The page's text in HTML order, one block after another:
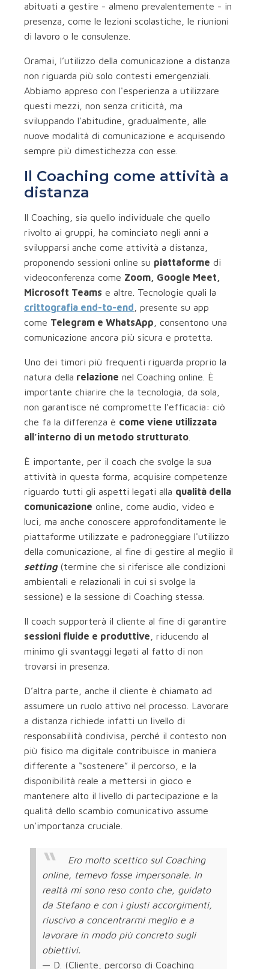
abituati a gestire - almeno prevalentemente - in
presenza, come le lezioni scolastiche, le riunioni
di lavoro o le consulenze.
Oramai, l’utilizzo della comunicazione a distanza
non riguarda più solo contesti emergenziali.
Abbiamo appreso con l'esperienza a utilizzare
questi mezzi, non senza criticità, ma
sviluppando l'abitudine, gradualmente, alle
nuove modalità di comunicazione e acquisendo
sempre più dimestichezza con esse.
Il Coaching come attività a
distanza
Il Coaching, sia quello individuale che quello
rivolto ai gruppi, ha cominciato negli anni a
svilupparsi anche come attività a distanza,
proponendo sessioni online su piattaforme di
videoconferenza come Zoom, Google Meet,
Microsoft Teams e altre. Tecnologie quali la
crittografia end-to-end , presente su app
come Telegram e WhatsApp , consentono una
comunicazione ancora più sicura e protetta.
Uno dei timori più frequenti riguarda proprio la
natura della relazione nel Coaching online. È
importante chiarire che la tecnologia, da sola,
non garantisce né compromette l’efficacia: ciò
che fa la differenza è come viene utilizzata
all’interno di un metodo strutturato
È importante, per il coach che svolge la sua
attività in questa forma, acquisire competenze
riguardo tutti gli aspetti legati alla qualità della
comunicazione online, come audio, video e
luci, ma anche conoscere approfonditamente le
piattaforme utilizzate e padroneggiare l'utilizzo
della comunicazione, al fine di gestire al meglio il
setting(termine che si riferisce alle condizioni
ambientali e relazionali in cui si svolge la
sessione) e la sessione di Coaching stessa.
Il coach supporterà il cliente al fine di garantire
sessioni fluide e produttive , riducendo al
minimo gli svantaggi legati al fatto di non
trovarsi in presenza.
D’altra parte, anche il cliente è chiamato ad
assumere un ruolo attivo nel processo. Lavorare
a distanza richiede infatti un livello di
responsabilità condivisa, perché il contesto non
più fisico ma digitale contribuisce in maniera
differente a “sostenere” il percorso, e la
disponibilità reale a mettersi in gioco e
mantenere alto il livello di partecipazione e la
qualità dello scambio comunicativo assume
un’importanza cruciale.
Ero molto scettico sul Coaching
online, temevo fosse impersonale. In
realtà mi sono reso conto che, guidato
da Stefano e con i giusti accorgimenti,
riuscivo a concentrarmi meglio e a
lavorare in modo più concreto sugli
obiettivi.
— D. (Cliente, percorso di Coaching